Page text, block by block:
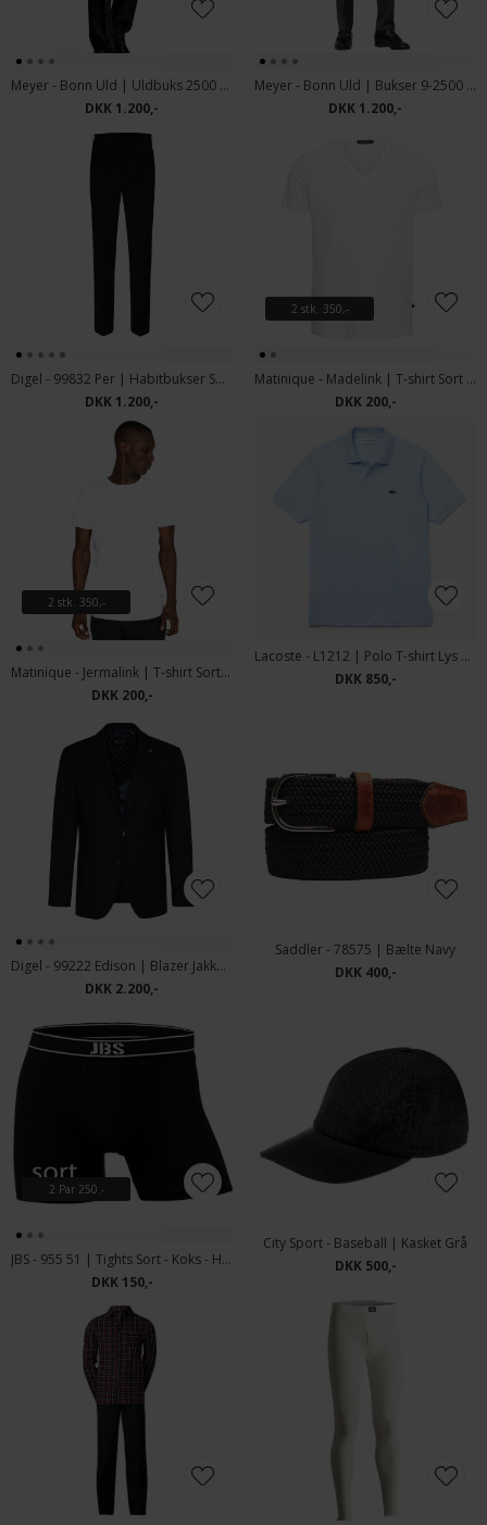
Meyer - Bonn Uld | Uldbuks 2500 09 Sort
DKK 1.200,-
Meyer - Bonn Uld | Bukser 9-2500 07 Grå
DKK 1.200,-
Digel - 99832 Per | Habitbukser Sort
DKK 1.200,-
2 stk. 350,-
Matinique - Madelink | T-shirt Sort & Hvid
DKK 200,-
2 stk. 350,-
Matinique - Jermalink | T-shirt Sort - Hvid - Navy
DKK 200,-
Lacoste - L1212 | Polo T-shirt Lys Blå
DKK 850,-
Digel - 99222 Edison | Blazer Jakke Marine
DKK 2.200,-
Saddler - 78575 | Bælte Navy
DKK 400,-
2 Par 250.-
JBS - 955 51 | Tights Sort - Koks - Hvid
DKK 150,-
City Sport - Baseball | Kasket Grå
DKK 500,-